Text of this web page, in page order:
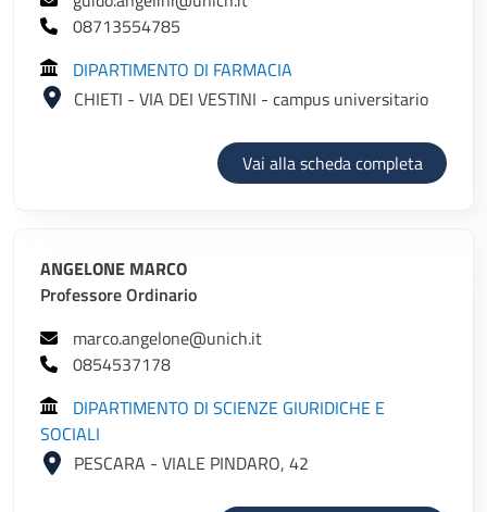
08713554785
DIPARTIMENTO DI FARMACIA
CHIETI - VIA DEI VESTINI - campus universitario
Vai alla scheda completadi
ANGELONE MARCO
Professore Ordinario
marco.angelone@unich.it
0854537178
DIPARTIMENTO DI SCIENZE GIURIDICHE E
SOCIALI
PESCARA - VIALE PINDARO, 42